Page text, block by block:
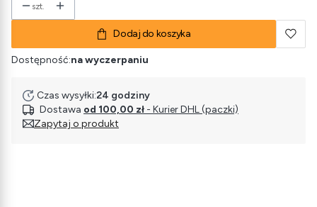
szt.
Dodaj do koszyka
Dostępność:na wyczerpaniu
Czas wysyłki:24 godziny
Dostawa od 100,00 zł - Kurier DHL (paczki)
Zapytaj o produkt